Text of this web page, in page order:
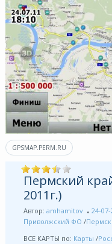
GPSMAP.PERM.RU
Пермский
2011г.)
Автор: amhamitov 24-
Приволжский ФО /
ВСЕ КАРТЫ по: Карты /